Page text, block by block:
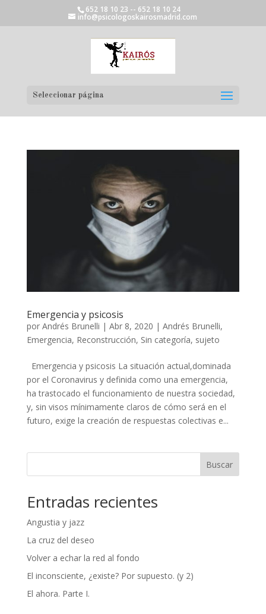
652 18 10 23 -- 652 18 10 24
info@psicologoskairosmadrid.com
Seleccionar página
Emergencia y psicosis
por Andrés Brunelli | Abr 8, 2020 | Andrés Brunelli,
Emergencia, Reconstrucción, Sin categoría, sujeto
Emergencia y psicosis La situación actual,dominada
por el Coronavirus y definida como una emergencia,
ha trastocado el funcionamiento de nuestra sociedad,
y, sin visos mínimamente claros de cómo será en el
futuro, exige la creación de respuestas colectivas e...
Buscar
Entradas recientes
Angustia y jazz
La cruz del deseo
Volver a echar la red al fondo
El inconsciente, ¿existe? Por supuesto. (y 2)
El ahora. Parte I.